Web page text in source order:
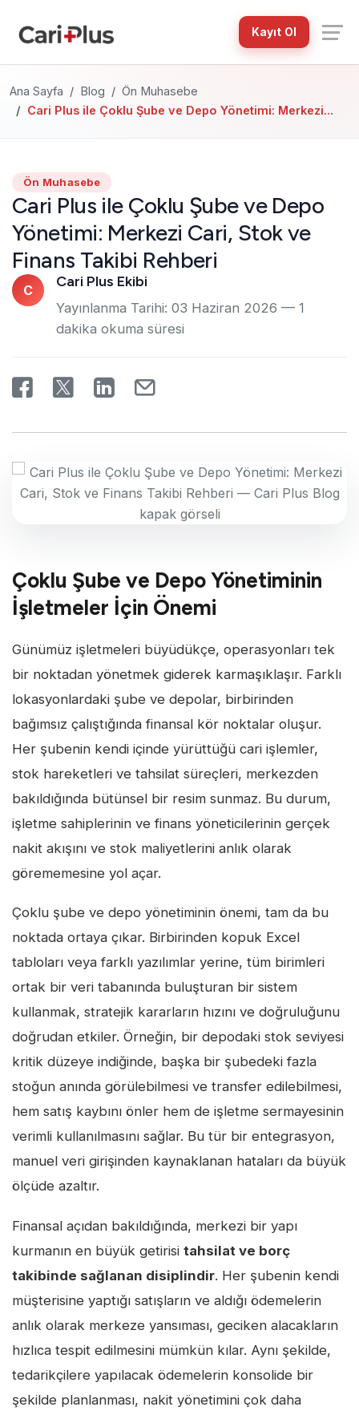
Kayıt Ol
Ana Sayfa Blog
Ön Muhasebe
Cari Plus ile Çoklu Şube ve Depo Yönetimi: Merkezi...
Ön Muhasebe
Cari Plus ile Çoklu Şube ve Depo
Yönetimi: Merkezi Cari, Stok ve
Finans Takibi Rehberi
C Cari Plus Ekibi
Yayınlanma Tarihi: 03 Haziran 2026 — 1
dakika okuma süresi
Çoklu Şube ve Depo Yönetiminin
İşletmeler İçin Önemi
Günümüz işletmeleri büyüdükçe, operasyonları tek
bir noktadan yönetmek giderek karmaşıklaşır. Farklı
lokasyonlardaki şube ve depolar, birbirinden
bağımsız çalıştığında finansal kör noktalar oluşur.
Her şubenin kendi içinde yürüttüğü cari işlemler,
stok hareketleri ve tahsilat süreçleri, merkezden
bakıldığında bütünsel bir resim sunmaz. Bu durum,
işletme sahiplerinin ve finans yöneticilerinin gerçek
nakit akışını ve stok maliyetlerini anlık olarak
görememesine yol açar.
Çoklu şube ve depo yönetiminin önemi, tam da bu
noktada ortaya çıkar. Birbirinden kopuk Excel
tabloları veya farklı yazılımlar yerine, tüm birimleri
ortak bir veri tabanında buluşturan bir sistem
kullanmak, stratejik kararların hızını ve doğruluğunu
doğrudan etkiler. Örneğin, bir depodaki stok seviyesi
kritik düzeye indiğinde, başka bir şubedeki fazla
stoğun anında görülebilmesi ve transfer edilebilmesi,
hem satış kaybını önler hem de işletme sermayesinin
verimli kullanılmasını sağlar. Bu tür bir entegrasyon,
manuel veri girişinden kaynaklanan hataları da büyük
ölçüde azaltır.
Finansal açıdan bakıldığında, merkezi bir yapı
kurmanın en büyük getirisi tahsilat ve borç
takibinde sağlanan disiplindir. Her şubenin kendi
müşterisine yaptığı satışların ve aldığı ödemelerin
anlık olarak merkeze yansıması, geciken alacakların
hızlıca tespit edilmesini mümkün kılar. Aynı şekilde,
tedarikçilere yapılacak ödemelerin konsolide bir
şekilde planlanması, nakit yönetimini çok daha